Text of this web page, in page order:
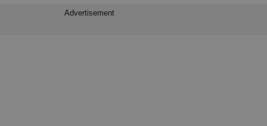
Advertisement